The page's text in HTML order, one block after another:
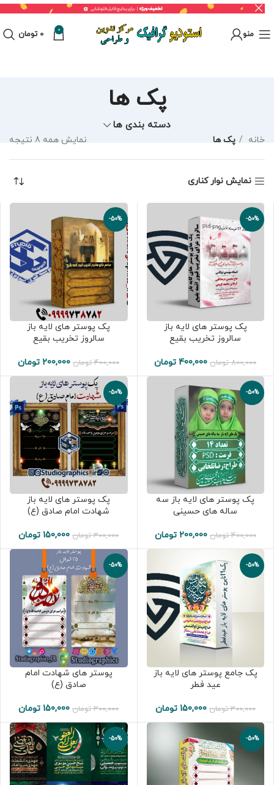
منو 0
0 تومان
پک ها
دسته بندی ها
خانه پک ها نمایش همه 8 نتیجه
نمایش نوار کناری
-50%
پک پوستر های لایه باز
سالروز تخریب بقیع
800,000 تومان 400,000 تومان
-50%
پک پوستر های لایه باز
سالروز تخریب بقیع
400,000 تومان 200,000 تومان
-50%
پک پوستر های لایه باز سه
ساله های حسینی
400,000 تومان 200,000 تومان
-50%
پک پوستر های لایه باز
شهادت امام صادق (ع)
300,000 تومان 150,000 تومان
-50%
پک جامع پوستر های لایه باز
عید فطر
300,000 تومان 150,000 تومان
-50%
پوستر های شهادت امام
صادق (ع)
300,000 تومان 150,000 تومان
-50%
-50%